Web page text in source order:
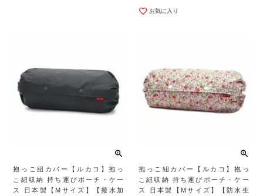
お気に入り
抱っこ紐カバー【ルカコ】抱っ
こ紐収納 持ち運びポーチ・ケー
ス 日本製【Mサイズ】【撥水加
抱っこ紐カバー【ルカコ】抱っ
こ紐収納 持ち運びポーチ・ケー
ス 日本製【Mサイズ】【防水生